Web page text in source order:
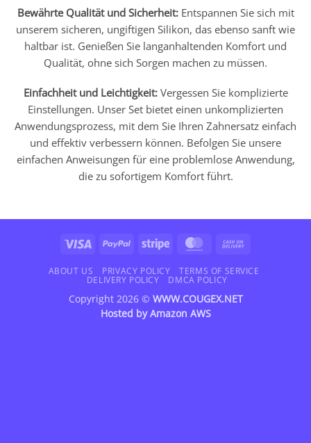
Bewährte Qualität und Sicherheit:Entspannen Sie sich mit
unserem sicheren, ungiftigen Silikon, das ebenso sanft wie
haltbar ist. Genießen Sie langanhaltenden Komfort und
Qualität, ohne sich Sorgen machen zu müssen.
Einfachheit und Leichtigkeit:Vergessen Sie komplizierte
Einstellungen. Unser Set bietet einen unkomplizierten
Anwendungsprozess, mit dem Sie Ihren Zahnersatz einfach
und effektiv verbessern können. Befolgen Sie unsere
einfachen Anweisungen für eine problemlose Anwendung,
die zu sofortigem Komfort führt.
Visa PayPal Stripe MasterCard
Delivery
ABOUT US PRIVACY POLICY
TERMS OF SERVICE
DELIVERY POLICY
DMCA POLICY
Copyright 2026 © WWW.COUGEX.NET
Hosted byAmazon AWS